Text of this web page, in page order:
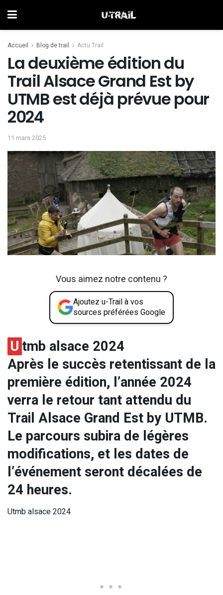
Accueil Blog de trail Actu Trail
La deuxième édition du
Trail Alsace Grand Est by
UTMB est déjà prévue pour
2024
11 mars 2025
Vous aimez notre contenu ?
Ajoutez u-Trail à vos
sources préférées Google
U tmb alsace 2024
Après le succès retentissant de la
première édition, l’année 2024
verra le retour tant attendu du
Trail Alsace Grand Est by UTMB.
Le parcours subira de légères
modifications, et les dates de
l’événement seront décalées de
24 heures.
Utmb alsace 2024